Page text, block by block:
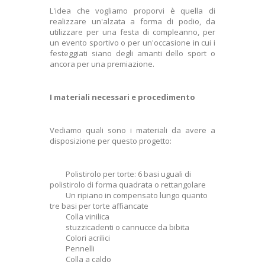
SODDISFATTI O RIMBORSATI
CONDIZIONI GENERALI DI VENDITA
CHI SIAMO
PRIVACY E COOKIES
L'idea che vogliamo proporvi è quella di
realizzare un'alzata a forma di podio, da
utilizzare per una festa di compleanno, per
un evento sportivo o per un'occasione in cui i
festeggiati siano degli amanti dello sport o
ancora per una premiazione.
I materiali necessari e procedimento
Vediamo quali sono i materiali da avere a
disposizione per questo progetto:
Polistirolo per torte: 6 basi uguali di
polistirolo di forma quadrata o rettangolare
Un ripiano in compensato lungo quanto
tre basi per torte affiancate
Colla vinilica
stuzzicadenti o cannucce da bibita
Colori acrilici
Pennelli
Colla a caldo